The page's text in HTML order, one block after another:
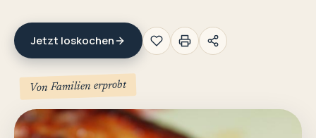
Jetzt loskochen
Von Familien erprobt